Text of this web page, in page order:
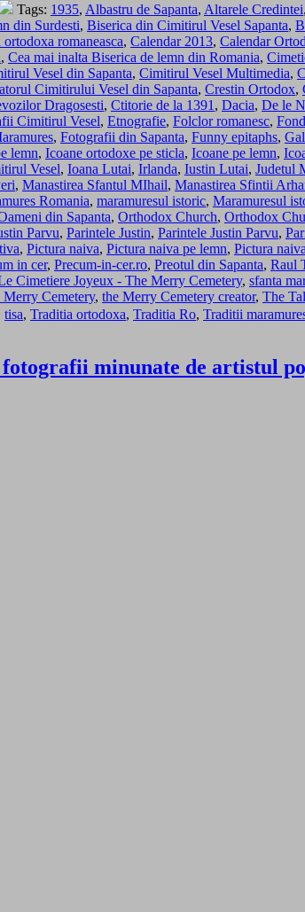
Tags: 1935, Albastru de Sapanta, Altarele Credintei,
din Surdesti, Biserica din Cimitirul Vesel Sapanta,
romaneasca, Calendar 2013, Calendar
, Cea mai inalta Biserica de lemn din Romania,
Vesel din Sapanta, Cimitirul Vesel Multimedia,
Cimitirului Vesel din Sapanta, Crestin Ortodox,
Dragosesti, Ctitorie de la 1391 , Dacia, De le
Cimitirul Vesel, Etnografie, Folclor romanesc,
, Fotografii din Sapanta, Funny epitaphs,
lemn, Icoane ortodoxe pe sticla, Icoane pe lemn,
Vesel, Ioana Lutai, Irlanda, Iustin Lutai, Judetul
, Manastirea Sfantul MIhail, Manastirea Sfintii
Romania, maramuresul istoric, Maramuresul
din Sapanta, Orthodox Church, Orthodox
Parvu, Parintele Justin, Parintele Justin Parvu,
, Pictura naiva, Pictura naiva pe lemn, Pictura
in cer, Precum-in-cer.ro, Preotul din Sapanta, Raul
Cimetiere Joyeux - The Merry Cemetery, sfanta
Merry Cemetery, the Merry Cemetery creator, The
tisa, Traditia ortodoxa, Traditia Ro, Traditii
minunate de artistul